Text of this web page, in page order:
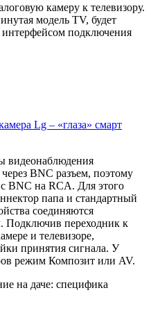
камеру к телевизору.
модель TV, будет
интерфейсом подключения
Lg – «глаза» смарт
видеонаблюдения
BNC разъем, поэтому
BNC на RCA. Для этого
папа и стандартный
соединяются
Подключив переходник к
и телевизоре,
принятия сигнала. У
режим Композит или AV.
на даче: специфика